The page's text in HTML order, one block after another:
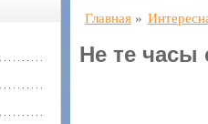
Главная »
Не те часы